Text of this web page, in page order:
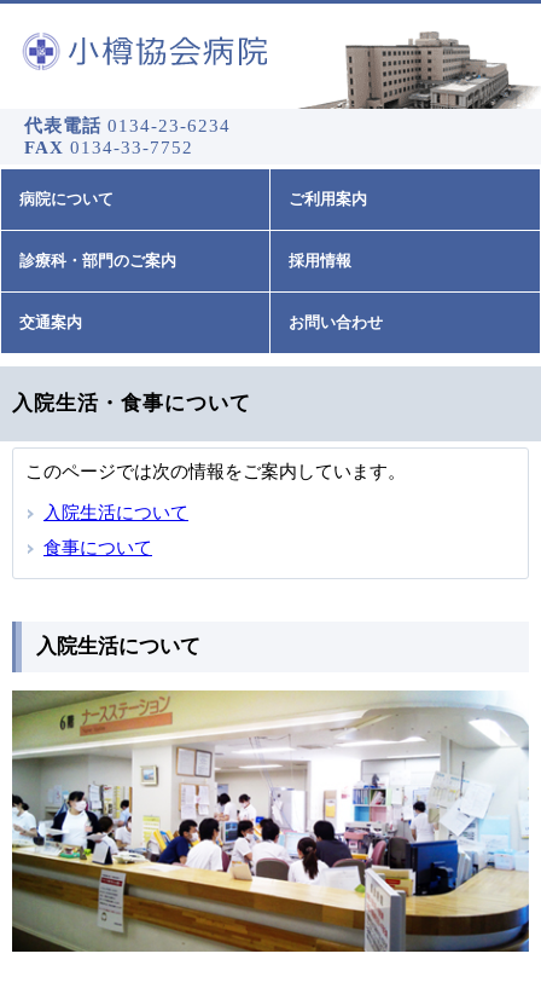
代表電話 0134-23-6234
FAX 0134-33-7752
病院について ご利用案内
診療科・部門のご案内 採用情報
交通案内 お問い合わせ
入院生活・食事について
このページでは次の情報をご案内しています。
入院生活について
食事について
入院生活について